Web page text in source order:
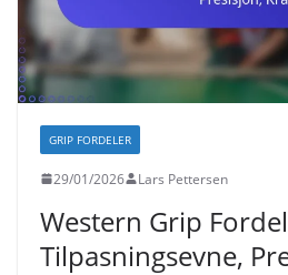
GRIP FORDELER
29/01/2026 Lars Pettersen
Western Grip
Tilpasningsevne,